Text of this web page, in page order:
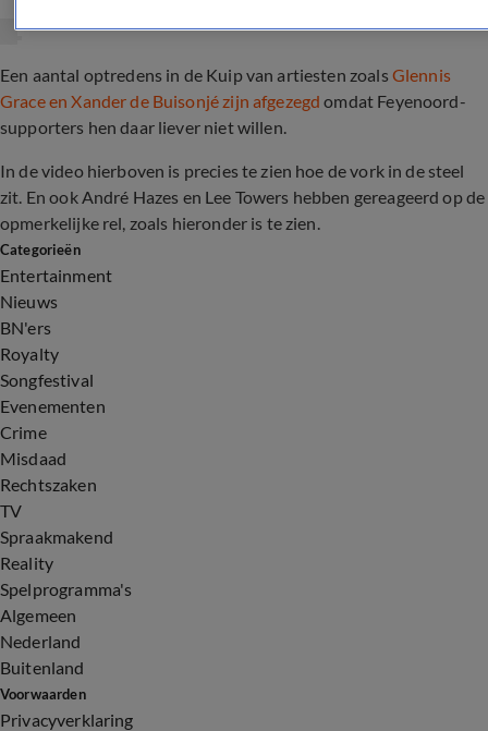
Een aantal optredens in de Kuip van artiesten zoals Glennis
Grace en Xander de Buisonjé zijn afgezegd omdat Feyenoord-
supporters hen daar liever niet willen.
In de video hierboven is precies te zien hoe de vork in de steel
zit. En ook André Hazes en Lee Towers hebben gereageerd op de
opmerkelijke rel, zoals hieronder is te zien.
Categorieën
Entertainment
Nieuws
BN'ers
Royalty
Songfestival
Evenementen
Crime
Misdaad
Rechtszaken
TV
Spraakmakend
Reality
Spelprogramma's
Algemeen
Nederland
Buitenland
Voorwaarden
Privacyverklaring